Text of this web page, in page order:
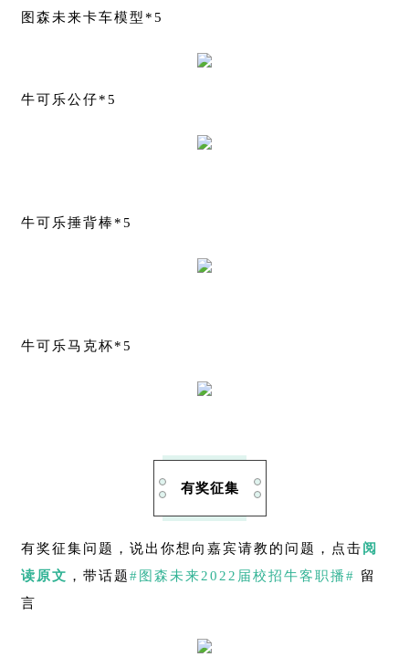
图森未来卡车模型*5
牛可乐公仔*5
牛可乐捶背棒*5
牛可乐马克杯*5
有奖征集
有奖征集问题，说出你想向嘉宾请教的问题，点击阅
读原文 ，带话题#图森未来2022届校招牛客职播# 留
言